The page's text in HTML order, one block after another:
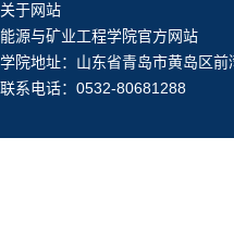
关于网站
能源与矿业工程学院官方网站
学院地址：山东省青岛市黄岛区前
联系电话：0532-80681288